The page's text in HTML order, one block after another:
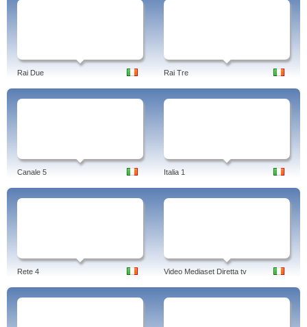
Rai Due Rai Tre
Canale 5 Italia 1
Rete 4 Video Mediaset Diretta tv